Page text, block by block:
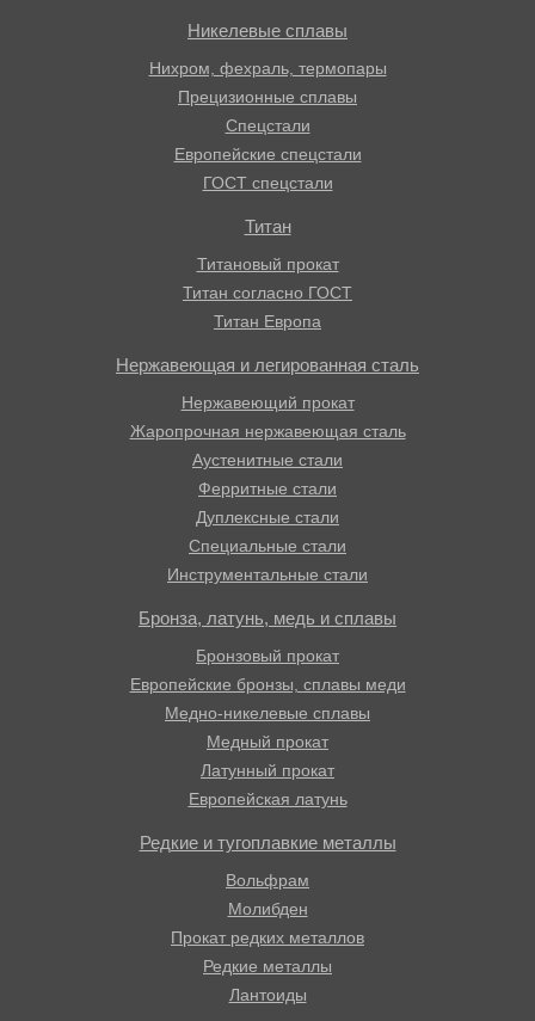
Никелевые сплавы
Нихром, фехраль, термопары
Прецизионные сплавы
Спецстали
Европейские спецстали
ГОСТ спецстали
Титан
Титановый прокат
Титан согласно ГОСТ
Титан Европа
Нержавеющая и легированная сталь
Нержавеющий прокат
Жаропрочная нержавеющая сталь
Аустенитные стали
Ферритные стали
Дуплексные стали
Специальные стали
Инструментальные стали
Бронза, латунь, медь и сплавы
Бронзовый прокат
Европейские бронзы, сплавы меди
Медно-никелевые сплавы
Медный прокат
Латунный прокат
Европейская латунь
Редкие и тугоплавкие металлы
Вольфрам
Молибден
Прокат редких металлов
Редкие металлы
Лантоиды